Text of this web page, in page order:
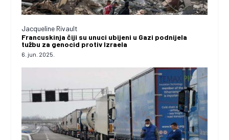
Jacqueline Rivault
Francuskinja čiji su unuci ubijeni u Gazi podnijela
tužbu za genocid protiv Izraela
6. jun. 2025.